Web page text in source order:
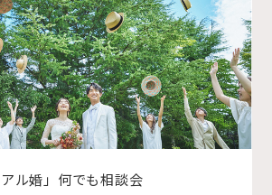
アル婚」何でも相談会